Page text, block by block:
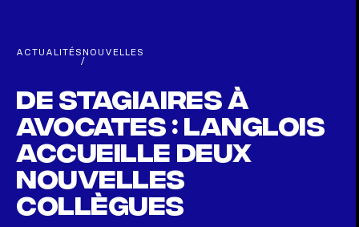
ACTUALITÉS
/
NOUVELLES
De stagiaires à
avocates : Langlois
accueille deux
nouvelles
collègues